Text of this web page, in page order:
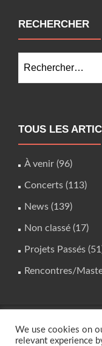
RECHERCHER
TOUS LES
À venir (96)
Concerts (113)
News (139)
Non classé (17)
Projets Passés
Rencontres/
We use cookies on
relevant experience